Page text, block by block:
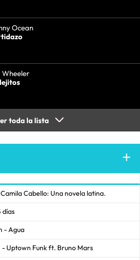
Ocean
Wheeler
toda la lista
Cabello: Una novela latina.
días
- Agua
- Uptown Funk ft. Bruno Mars